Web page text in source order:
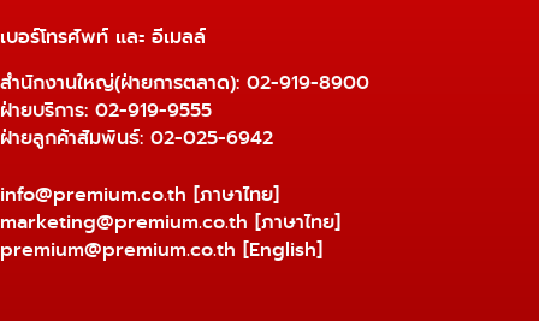
เบอร์โทรศัพท์ และ อีเมลล์
สำนักงานใหญ่(ฝ่ายการตลาด): 02-919-8900
ฝ่ายบริการ: 02-919-9555
ฝ่ายลูกค้าสัมพันธ์: 02-025-6942
info@premium.co.th [ภาษาไทย]
marketing@premium.co.th [ภาษาไทย]
premium@premium.co.th [English]